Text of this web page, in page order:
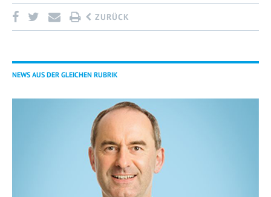
ZURÜCK
NEWS AUS DER GLEICHEN RUBRIK